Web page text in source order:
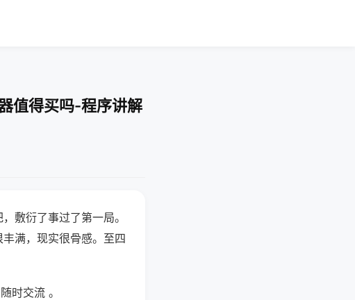
值得买吗-程序讲解
敷衍了事过了第一局。
满，现实很骨感。至四
时交流 。